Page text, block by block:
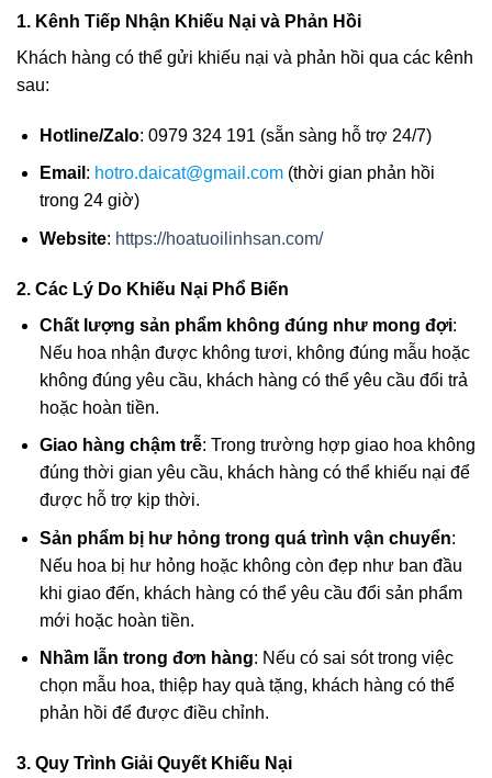
1. Kênh Tiếp Nhận Khiếu Nại và Phản Hồi
Khách hàng có thể gửi khiếu nại và phản hồi qua các kênh
sau:
Hotline/Zalo: 0979 324 191 (sẵn sàng hỗ trợ 24/7)
Email : hotro.daicat@gmail.com(thời gian phản hồi
trong 24 giờ)
Website: https://hoatuoilinhsan.com/
2. Các Lý Do Khiếu Nại Phổ Biến
Chất lượng sản phẩm không đúng như mong đợi:
Nếu hoa nhận được không tươi, không đúng mẫu hoặc
không đúng yêu cầu, khách hàng có thể yêu cầu đổi trả
hoặc hoàn tiền.
Giao hàng chậm trễ: Trong trường hợp giao hoa không
đúng thời gian yêu cầu, khách hàng có thể khiếu nại để
được hỗ trợ kịp thời.
Sản phẩm bị hư hỏng trong quá trình vận chuyển:
Nếu hoa bị hư hỏng hoặc không còn đẹp như ban đầu
khi giao đến, khách hàng có thể yêu cầu đổi sản phẩm
mới hoặc hoàn tiền.
Nhầm lẫn trong đơn hàng: Nếu có sai sót trong việc
chọn mẫu hoa, thiệp hay quà tặng, khách hàng có thể
phản hồi để được điều chỉnh.
3. Quy Trình Giải Quyết Khiếu Nại